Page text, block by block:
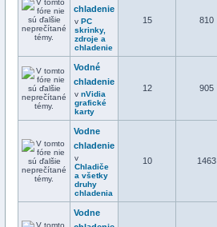
chladenie
v PC
skrinky,
zdroje a
chladenie
15 810
Vodné
chladenie
v nVidia
grafické
karty
12 905
Vodne
chladenie
v
Chladiče
a všetky
druhy
chladenia
10 1463
Vodne